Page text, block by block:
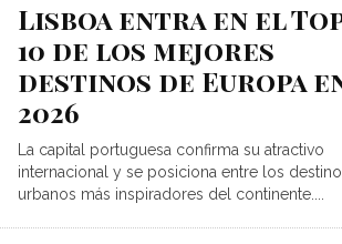
Lisboa entra en el
10 de los mejores
destinos de Europa
2026
La capital portuguesa confirma su atractivo
internacional y se posiciona entre los
urbanos más inspiradores del continente....